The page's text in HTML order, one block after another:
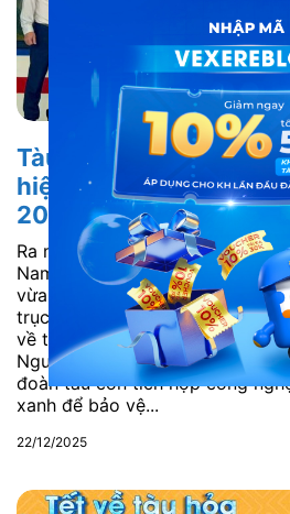
Tàu hỏa Bắc – Nam ra
hiện đại: Trải nghiệm
2026
Ra mắt 162 toa xe hiện đại trên
Nam: Trải nghiệm mới cho Tết
vừa chính thức khánh thành
trục Bắc – Nam, hứa hẹn mang
về trải nghiệm di chuyển cho
Nguyên đán 2026. Không chỉ
đoàn tàu còn tích hợp công
xanh để bảo vệ...
22/12/2025